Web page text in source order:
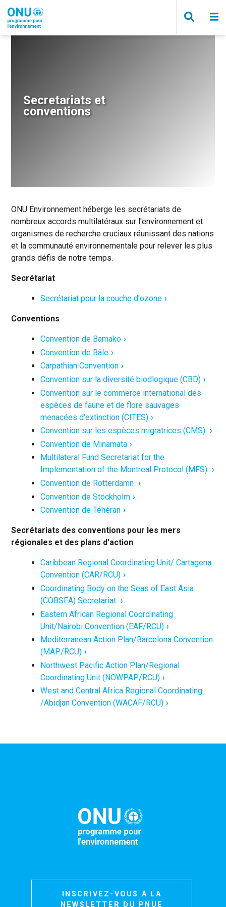
main
content
Secretariats et
conventions
ONU Environnement héberge les secrétariats de
nombreux accords multilatéraux sur l'environnement et
organismes de recherche cruciaux réunissant des nations
et la communauté environnementale pour relever les plus
grands défis de notre temps.
Secrétariat
Secrétariat pour la couche d'ozone
Conventions
Convention de Bamako
Convention de Bâle
Carpathian Convention
Convention sur la diversité biodlogique (CBD)
Convention sur le commerce international des
espèces de faune et de flore sauvages
menacées d'extinction (CITES)
Convention sur les espèces migratrices (CMS)
Convention de Minamata
Multilateral Fund Secretariat for the
Implementation of the Montreal Protocol (MFS)
Convention de Rotterdamn
Convention de Stockholm
Convention de Téhéran
Secrétariats des conventions pour les mers
régionales et des plans d'action
Caribbean Regional Coordinating Unit/ Cartagena
Convention (CAR/RCU)
Coordinating Body on the Seas of East Asia
(COBSEA) Secretariat
Eastern African Regional Coordinating
Unit/Nairobi Convention (EAF/RCU)
Mediterranean Action Plan/Barcelona Convention
(MAP/RCU)
Northwest Pacific Action Plan/Regional
Coordinating Unit (NOWPAP/RCU)
West and Central Africa Regional Coordinating
/Abidjan Convention (WACAF/RCU)
INSCRIVEZ-VOUS À LA
NEWSLETTER DU PNUE